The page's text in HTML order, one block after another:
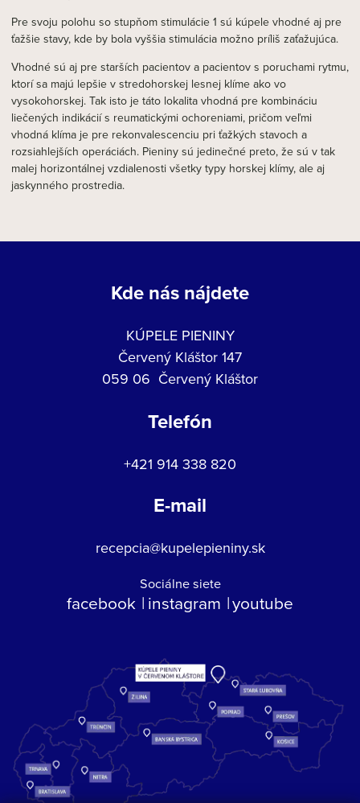
Pre svoju polohu so stupňom stimulácie 1 sú kúpele vhodné aj pre
ťažšie stavy, kde by bola vyššia stimulácia možno príliš zaťažujúca.
Vhodné sú aj pre starších pacientov a pacientov s poruchami rytmu,
ktorí sa majú lepšie v stredohorskej lesnej klíme ako vo
vysokohorskej. Tak isto je táto lokalita vhodná pre kombináciu
liečených indikácií s reumatickými ochoreniami, pričom veľmi
vhodná klíma je pre rekonvalescenciu pri ťažkých stavoch a
rozsiahlejších operáciách. Pieniny sú jedinečné preto, že sú v tak
malej horizontálnej vzdialenosti všetky typy horskej klímy, ale aj
jaskynného prostredia.
Kde nás nájdete
KÚPELE PIENINY
Červený Kláštor 147
059 06 Červený Kláštor
Telefón
+421 914 338 820
E-mail
recepcia@kupelepieniny.sk
Sociálne siete
facebook instagram youtube